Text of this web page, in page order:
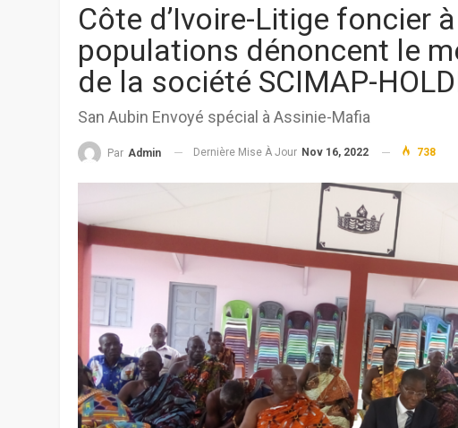
Côte d’Ivoire-Litige foncier
populations dénoncent le
de la société SCIMAP-
San Aubin Envoyé spécial à Assinie-Mafia
Par Admin Dernière Mise À Jour Nov 16, 2022 738